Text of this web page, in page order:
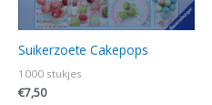
Suikerzoete Cakepops
1000 stukjes
€7,50